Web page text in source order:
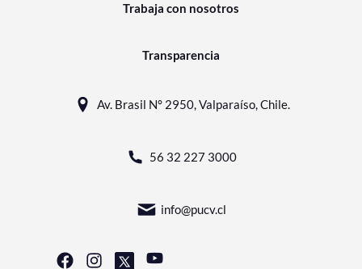
Trabaja con nosotros
Transparencia
Av. Brasil N° 2950, Valparaíso, Chile.
56 32 227 3000
info@pucv.cl